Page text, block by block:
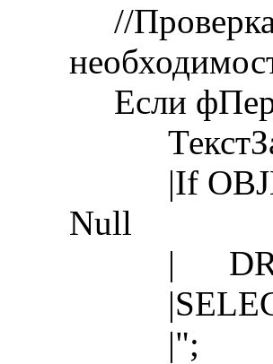
//Проверка
Если
|If
Null
| DROP
|";